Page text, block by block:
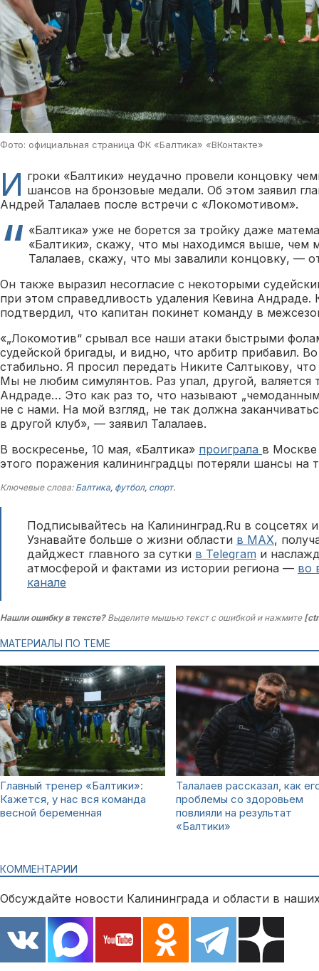
Фото: официальная страница ФК «Балтика» «ВКонтакте»
И гроки «Балтики» неудачно провели концовку
шансов на бронзовые медали. Об этом заявил
Андрей Талалаев после встречи с «Локомотивом».
«Балтика» уже не борется за тройку даже
«Балтики», скажу, что мы находимся выше, чем
Талалаев, скажу, что мы завалили концовку, —
Он также выразил несогласие с некоторыми
при этом справедливость удаления Кевина Андраде.
подтвердил, что капитан покинет команду в
«„Локомотив“ срывал все наши атаки быстрыми
судейской бригады, и видно, что арбитр прибавил.
стабильно. Я просил передать Никите Салтыкову,
Мы не любим симулянтов. Раз упал, другой, валяется
Андраде… Это как раз то, что называют
не с нами. На мой взгляд, не так должна
в другой клуб», — заявил Талалаев.
В воскресенье, 10 мая, «Балтика» проиграла в
этого поражения калининградцы потеряли шансы на
Ключевые слова: Балтика, футбол, спорт.
Подписывайтесь на Калининград.Ru в соцсетях
Узнавайте больше о жизни области в MAX,
дайджест главного за сутки в Telegram и
атмосферой и фактами из истории региона — во
канале
Нашли ошибку в тексте?Выделите мышью текст с ошибкой и нажмите
МАТЕРИАЛЫ ПО ТЕМЕ
Главный тренер «Балтики»:
Кажется, у нас вся команда
весной беременная
Талалаев рассказал, как
проблемы со здоровьем
повлияли на результат
«Балтики»
КОММЕНТАРИИ
Обсуждайте новости Калининграда и области в